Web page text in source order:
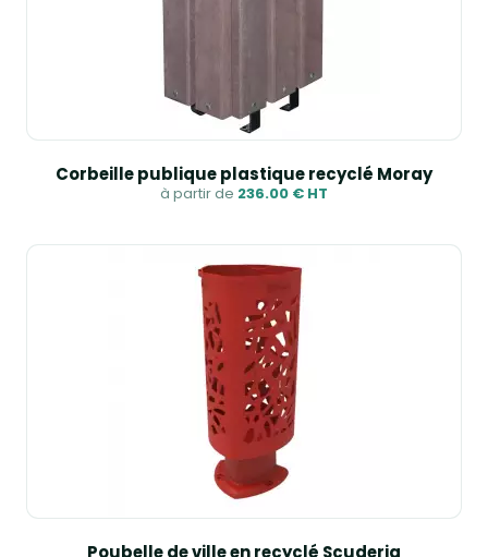
Corbeille publique plastique recyclé Moray
à partir de 236.00 € HT
Poubelle de ville en recyclé Scuderia